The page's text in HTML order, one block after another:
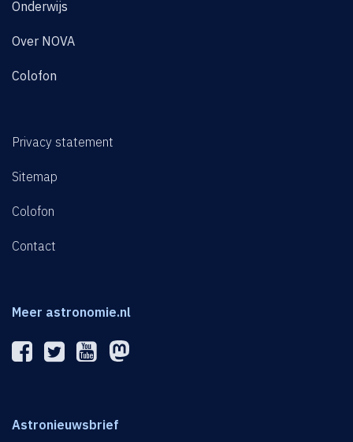
Onderwijs
Over NOVA
Colofon
Privacy statement
Sitemap
Colofon
Contact
Meer astronomie.nl
Astronieuwsbrief